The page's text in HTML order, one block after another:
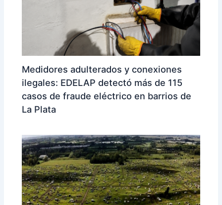
Medidores adulterados y conexiones
ilegales: EDELAP detectó más de 115
casos de fraude eléctrico en barrios de
La Plata